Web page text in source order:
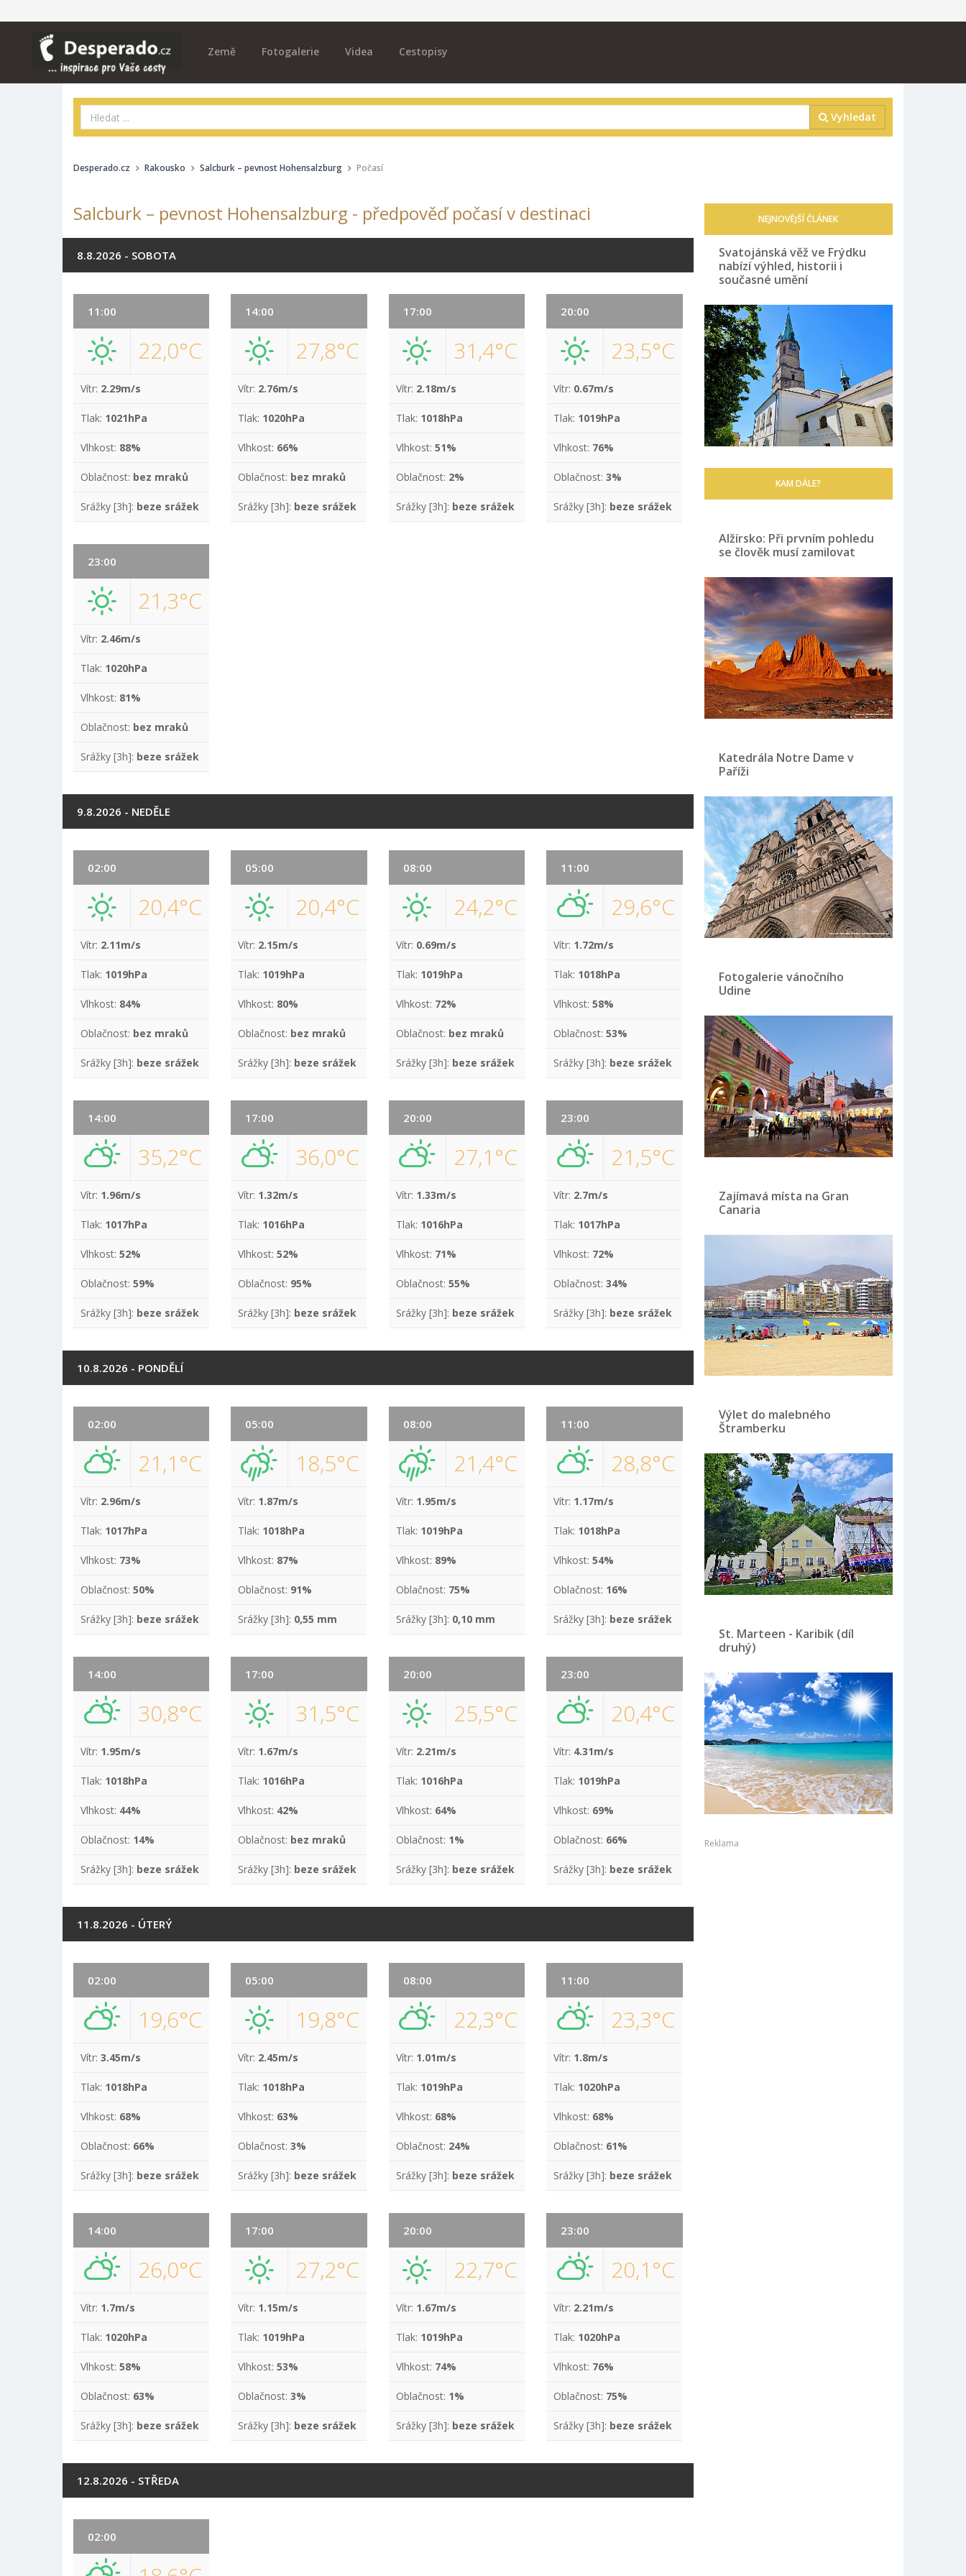
Země Fotogalerie Videa Cestopisy
Vyhledat
Desperado.cz Rakousko Salcburk – pevnost Hohensalzburg Počasí
Salcburk – pevnost Hohensalzburg - předpověď počasí v destinaci
8.8.2026 - SOBOTA
11:00
22,0°C
Vítr: 2.29m/s
Tlak: 1021hPa
Vlhkost: 88%
Oblačnost: bez mraků
Srážky [3h]: beze srážek
14:00
27,8°C
Vítr: 2.76m/s
Tlak: 1020hPa
Vlhkost: 66%
Oblačnost: bez mraků
Srážky [3h]: beze srážek
17:00
31,4°C
Vítr: 2.18m/s
Tlak: 1018hPa
Vlhkost: 51%
Oblačnost: 2%
Srážky [3h]: beze srážek
20:00
23,5°C
Vítr: 0.67m/s
Tlak: 1019hPa
Vlhkost: 76%
Oblačnost:3%
Srážky [3h]: beze srážek
23:00
21,3°C
Vítr: 2.46m/s
Tlak: 1020hPa
Vlhkost: 81%
Oblačnost: bez mraků
Srážky [3h]: beze srážek
9.8.2026 - NEDĚLE
02:00
20,4°C
Vítr: 2.11m/s
Tlak: 1019hPa
Vlhkost: 84%
Oblačnost: bez mraků
Srážky [3h]: beze srážek
05:00
20,4°C
Vítr: 2.15m/s
Tlak: 1019hPa
Vlhkost: 80%
Oblačnost: bez mraků
Srážky [3h]: beze srážek
08:00
24,2°C
Vítr: 0.69m/s
Tlak: 1019hPa
Vlhkost: 72%
Oblačnost: bez mraků
Srážky [3h]: beze srážek
11:00
29,6°C
Vítr: 1.72m/s
Tlak: 1018hPa
Vlhkost:58%
Oblačnost:53%
Srážky [3h]: beze srážek
14:00
35,2°C
Vítr: 1.96m/s
Tlak: 1017hPa
Vlhkost: 52%
Oblačnost: 59%
Srážky [3h]: beze srážek
17:00
36,0°C
Vítr: 1.32m/s
Tlak: 1016hPa
Vlhkost:52%
Oblačnost: 95%
Srážky [3h]: beze srážek
20:00
27,1°C
Vítr: 1.33m/s
Tlak: 1016hPa
Vlhkost: 71%
Oblačnost: 55%
Srážky [3h]: beze srážek
23:00
21,5°C
Vítr: 2.7m/s
Tlak: 1017hPa
Vlhkost: 72%
Oblačnost:34%
Srážky [3h]: beze srážek
10.8.2026 - PONDĚLÍ
02:00
21,1°C
Vítr: 2.96m/s
Tlak: 1017hPa
Vlhkost: 73%
Oblačnost: 50%
Srážky [3h]: beze srážek
05:00
18,5°C
Vítr: 1.87m/s
Tlak: 1018hPa
Vlhkost: 87%
Oblačnost: 91%
Srážky [3h]: 0,55 mm
08:00
21,4°C
Vítr: 1.95m/s
Tlak: 1019hPa
Vlhkost: 89%
Oblačnost: 75%
Srážky [3h]: 0,10 mm
11:00
28,8°C
Vítr: 1.17m/s
Tlak: 1018hPa
Vlhkost:54%
Oblačnost: 16%
Srážky [3h]: beze srážek
14:00
30,8°C
Vítr: 1.95m/s
Tlak: 1018hPa
Vlhkost: 44%
Oblačnost: 14%
Srážky [3h]: beze srážek
17:00
31,5°C
Vítr: 1.67m/s
Tlak: 1016hPa
Vlhkost: 42%
Oblačnost: bez mraků
Srážky [3h]: beze srážek
20:00
25,5°C
Vítr: 2.21m/s
Tlak: 1016hPa
Vlhkost: 64%
Oblačnost: 1%
Srážky [3h]: beze srážek
23:00
20,4°C
Vítr: 4.31m/s
Tlak: 1019hPa
Vlhkost: 69%
Oblačnost: 66%
Srážky [3h]: beze srážek
11.8.2026 - ÚTERÝ
02:00
19,6°C
Vítr: 3.45m/s
Tlak: 1018hPa
Vlhkost: 68%
Oblačnost: 66%
Srážky [3h]: beze srážek
05:00
19,8°C
Vítr: 2.45m/s
Tlak: 1018hPa
Vlhkost: 63%
Oblačnost:3%
Srážky [3h]: beze srážek
08:00
22,3°C
Vítr: 1.01m/s
Tlak: 1019hPa
Vlhkost: 68%
Oblačnost: 24%
Srážky [3h]: beze srážek
11:00
23,3°C
Vítr: 1.8m/s
Tlak: 1020hPa
Vlhkost: 68%
Oblačnost: 61%
Srážky [3h]: beze srážek
14:00
26,0°C
Vítr: 1.7m/s
Tlak: 1020hPa
Vlhkost: 58%
Oblačnost: 63%
Srážky [3h]: beze srážek
17:00
27,2°C
Vítr: 1.15m/s
Tlak: 1019hPa
Vlhkost:53%
Oblačnost:3%
Srážky [3h]: beze srážek
20:00
22,7°C
Vítr: 1.67m/s
Tlak: 1019hPa
Vlhkost: 74%
Oblačnost: 1%
Srážky [3h]: beze srážek
23:00
20,1°C
Vítr: 2.21m/s
Tlak: 1020hPa
Vlhkost: 76%
Oblačnost: 75%
Srážky [3h]: beze srážek
12.8.2026 - STŘEDA
02:00
NEJNOVĚJŠÍ ČLÁNEK
Svatojánská věž ve Frýdku
nabízí výhled, historii i
současné umění
KAM DÁLE?
Alžírsko: Při prvním pohledu
se člověk musí zamilovat
Katedrála Notre Dame v
Paříži
Fotogalerie vánočního
Udine
Zajímavá místa na Gran
Canaria
Výlet do malebného
Štramberku
St. Marteen - Karibik (díl
druhý)
Reklama